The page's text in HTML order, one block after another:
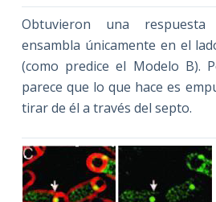
Obtuvieron una
ensambla únicamente en el
(como predice el Modelo B).
parece que lo que hace es
tirar de él a través del septo.